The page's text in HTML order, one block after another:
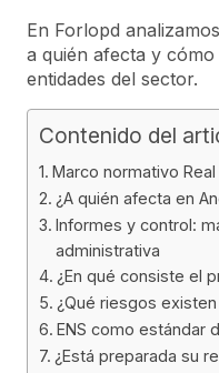
En Forlopd
a quién afecta y
entidades del sector.
Contenido del
Marco normativo Real
¿A quién afecta en
Informes y control:
administrativa
¿En qué consiste el
¿Qué riesgos
ENS como estándar
¿Está preparada su